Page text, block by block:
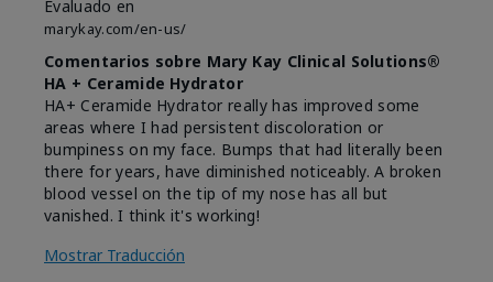
Evaluado en
marykay.com/en-us/
Comentarios sobre Mary Kay Clinical Solutions®
HA + Ceramide Hydrator
HA+ Ceramide Hydrator really has improved some
areas where I had persistent discoloration or
bumpiness on my face. Bumps that had literally been
there for years, have diminished noticeably. A broken
blood vessel on the tip of my nose has all but
vanished. I think it's working!
Mostrar Traducción